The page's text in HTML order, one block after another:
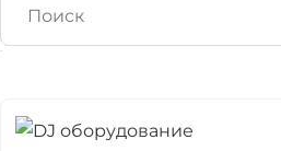
Поиск